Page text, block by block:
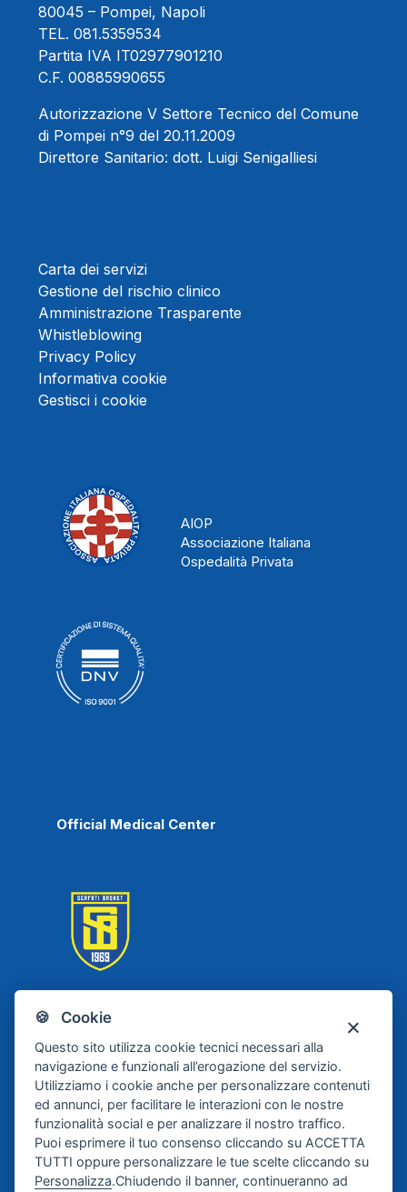
🍪 Cookie
Questo sito utilizza cookie tecnici necessari alla
navigazione e funzionali all’erogazione del servizio.
Utilizziamo i cookie anche per personalizzare contenuti
ed annunci, per facilitare le interazioni con le nostre
funzionalità social e per analizzare il nostro traffico.
Puoi esprimere il tuo consenso cliccando su ACCETTA
TUTTI oppure personalizzare le tue scelte cliccando su
Personalizza.Chiudendo il banner, continueranno ad
80045 – Pompei, Napoli
TEL. 081.5359534
Partita IVA IT02977901210
C.F. 00885990655
Autorizzazione V Settore Tecnico del Comune
di Pompei n°9 del 20.11.2009
Direttore Sanitario: dott. Luigi Senigalliesi
Carta dei servizi
Gestione del rischio clinico
Amministrazione Trasparente
Whistleblowing
Privacy Policy
Informativa cookie
Gestisci i cookie
AIOP
Associazione Italiana
Ospedalità Privata
Official Medical Center
Scafati Basket